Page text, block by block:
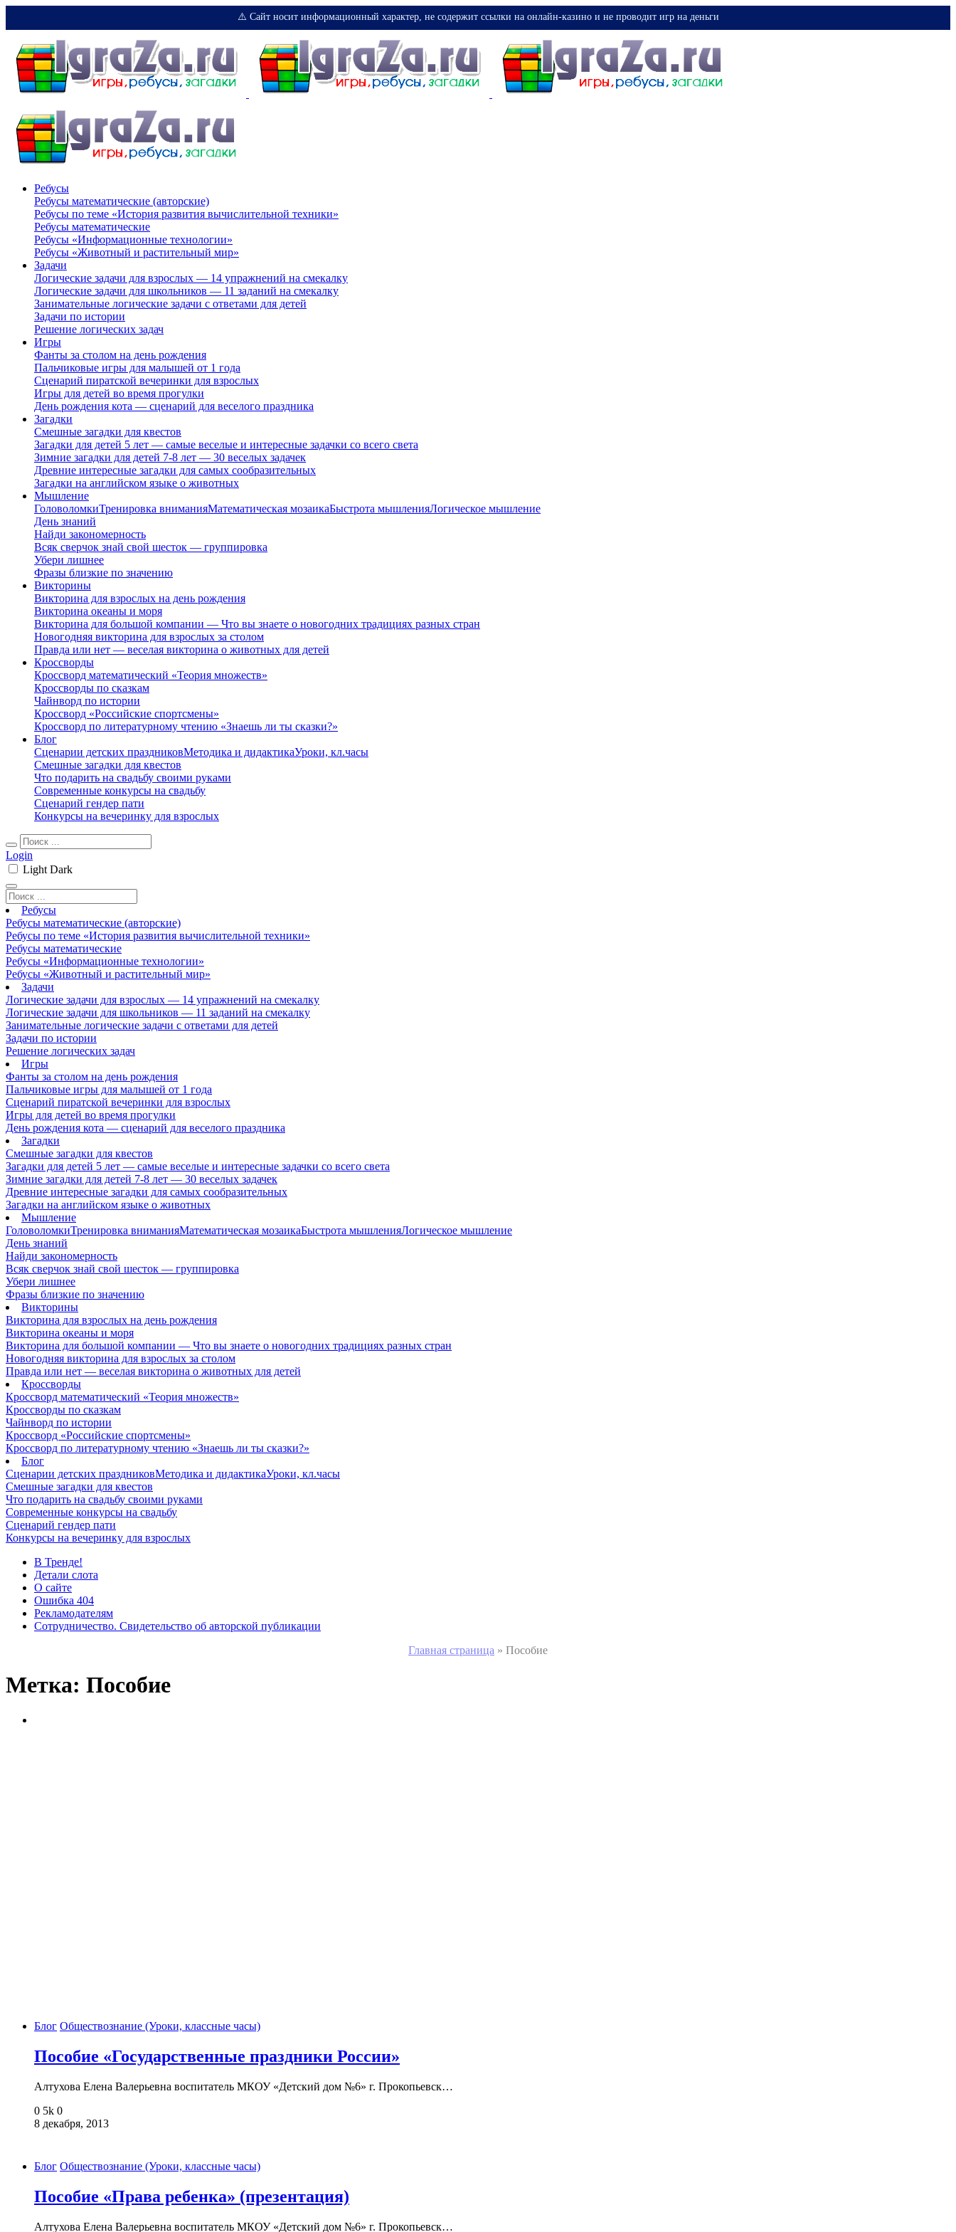
⚠️ Сайт носит информационный характер, не содержит ссылки на онлайн-казино и не проводит игр на деньги
Ребусы
Ребусы математические (авторские)
Ребусы по теме «История развития вычислительной техники»
Ребусы математические
Ребусы «Информационные технологии»
Ребусы «Животный и растительный мир»
Задачи
Логические задачи для взрослых — 14 упражнений на смекалку
Логические задачи для школьников — 11 заданий на смекалку
Занимательные логические задачи с ответами для детей
Задачи по истории
Решение логических задач
Игры
Фанты за столом на день рождения
Пальчиковые игры для малышей от 1 года
Сценарий пиратской вечеринки для взрослых
Игры для детей во время прогулки
День рождения кота — сценарий для веселого праздника
Загадки
Смешные загадки для квестов
Загадки для детей 5 лет — самые веселые и интересные задачки со всего света
Зимние загадки для детей 7-8 лет — 30 веселых задачек
Древние интересные загадки для самых сообразительных
Загадки на английском языке о животных
Мышление
ГоловоломкиТренировка вниманияМатематическая мозаикаБыстрота мышленияЛогическое мышление
День знаний
Найди закономерность
Всяк сверчок знай свой шесток — группировка
Убери лишнее
Фразы близкие по значению
Викторины
Викторина для взрослых на день рождения
Викторина океаны и моря
Викторина для большой компании — Что вы знаете о новогодних традициях разных стран
Новогодняя викторина для взрослых за столом
Правда или нет — веселая викторина о животных для детей
Кроссворды
Кроссворд математический «Теория множеств»
Кроссворды по сказкам
Чайнворд по истории
Кроссворд «Российские спортсмены»
Кроссворд по литературному чтению «Знаешь ли ты сказки?»
Блог
Сценарии детских праздниковМетодика и дидактикаУроки, кл.часы
Смешные загадки для квестов
Что подарить на свадьбу своими руками
Современные конкурсы на свадьбу
Сценарий гендер пати
Конкурсы на вечеринку для взрослых
Login
Light Dark
Ребусы
Ребусы математические (авторские)
Ребусы по теме «История развития вычислительной техники»
Ребусы математические
Ребусы «Информационные технологии»
Ребусы «Животный и растительный мир»
Задачи
Логические задачи для взрослых — 14 упражнений на смекалку
Логические задачи для школьников — 11 заданий на смекалку
Занимательные логические задачи с ответами для детей
Задачи по истории
Решение логических задач
Игры
Фанты за столом на день рождения
Пальчиковые игры для малышей от 1 года
Сценарий пиратской вечеринки для взрослых
Игры для детей во время прогулки
День рождения кота — сценарий для веселого праздника
Загадки
Смешные загадки для квестов
Загадки для детей 5 лет — самые веселые и интересные задачки со всего света
Зимние загадки для детей 7-8 лет — 30 веселых задачек
Древние интересные загадки для самых сообразительных
Загадки на английском языке о животных
Мышление
ГоловоломкиТренировка вниманияМатематическая мозаикаБыстрота мышленияЛогическое мышление
День знаний
Найди закономерность
Всяк сверчок знай свой шесток — группировка
Убери лишнее
Фразы близкие по значению
Викторины
Викторина для взрослых на день рождения
Викторина океаны и моря
Викторина для большой компании — Что вы знаете о новогодних традициях разных стран
Новогодняя викторина для взрослых за столом
Правда или нет — веселая викторина о животных для детей
Кроссворды
Кроссворд математический «Теория множеств»
Кроссворды по сказкам
Чайнворд по истории
Кроссворд «Российские спортсмены»
Кроссворд по литературному чтению «Знаешь ли ты сказки?»
Блог
Сценарии детских праздниковМетодика и дидактикаУроки, кл.часы
Смешные загадки для квестов
Что подарить на свадьбу своими руками
Современные конкурсы на свадьбу
Сценарий гендер пати
Конкурсы на вечеринку для взрослых
В Тренде!
Детали слота
О сайте
Ошибка 404
Рекламодателям
Сотрудничество. Свидетельство об авторской публикации
Главная страница » Пособие
Метка: Пособие
Блог Обществознание (Уроки, классные часы)
Пособие «Государственные праздники России»
Алтухова Елена Валерьевна воспитатель МКОУ «Детский дом №6» г. Прокопьевск…
0 5k 0
8 декабря, 2013
Блог Обществознание (Уроки, классные часы)
Пособие «Права ребенка» (презентация)
Алтухова Елена Валерьевна воспитатель МКОУ «Детский дом №6» г. Прокопьевск…